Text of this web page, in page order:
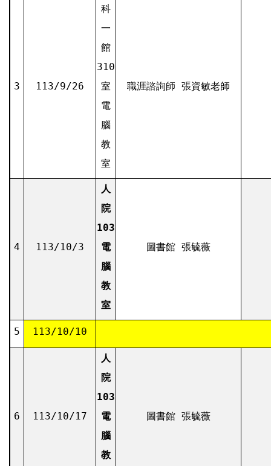
3 113/9/26
科
一
館
310
室
電
腦
教
室
職涯諮詢師 張資敏老師
4 113/10/3
人
院
103
電
腦
教
室
圖書館 張毓薇
5 113/10/10
6 113/10/17
人
院
103
電
腦
教
圖書館 張毓薇